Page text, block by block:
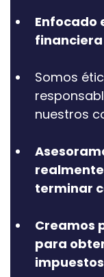
Enfocado
Somos
nuestros
terminar
Creamos
para